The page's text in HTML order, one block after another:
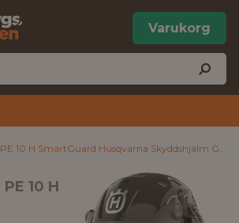
Varukorg
PE 10 H SmartGuard Husqvarna Skyddshjälm Grå
PE 10 H